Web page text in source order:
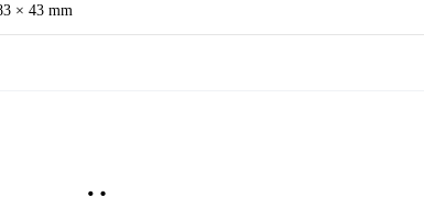
× 43 mm